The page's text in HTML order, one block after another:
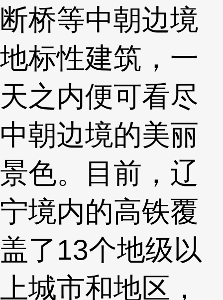
断桥等中朝边境
地标性建筑，一
天之内便可看尽
中朝边境的美丽
景色。目前，辽
宁境内的高铁覆
盖了13个地级以
上城市和地区，